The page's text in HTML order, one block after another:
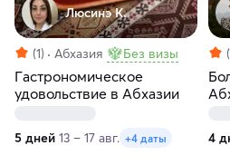
Люсинэ К.
(1) Абхазия Без визы
Гастрономическое
удовольствие в Абхазии
5 дней 13 – 17 авг. +4 даты 4